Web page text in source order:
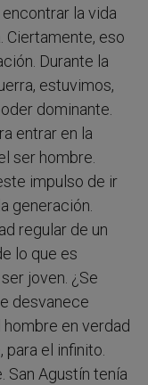
la vida
Ciertamente, eso
Durante la
estuvimos,
dominante.
entrar en la
ser hombre.
impulso de ir
generación.
regular de un
lo que es
joven. ¿Se
desvanece
en verdad
para el infinito.
San Agustín tenía